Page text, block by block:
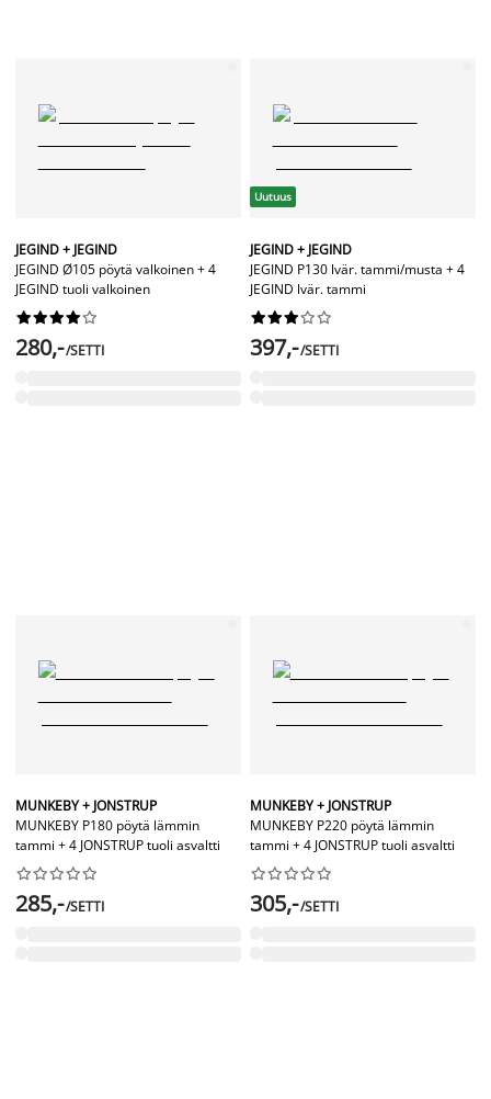
JEGIND + JEGIND
JEGIND Ø105 pöytä valkoinen + 4
JEGIND tuoli valkoinen






280,-/SETTI
Uutuus
JEGIND + JEGIND
JEGIND P130 lvär. tammi/musta + 4
JEGIND lvär. tammi






397,-/SETTI
MUNKEBY + JONSTRUP
MUNKEBY P180 pöytä lämmin
tammi + 4 JONSTRUP tuoli asvaltti






285,-/SETTI
MUNKEBY + JONSTRUP
MUNKEBY P220 pöytä lämmin
tammi + 4 JONSTRUP tuoli asvaltti






305,-/SETTI